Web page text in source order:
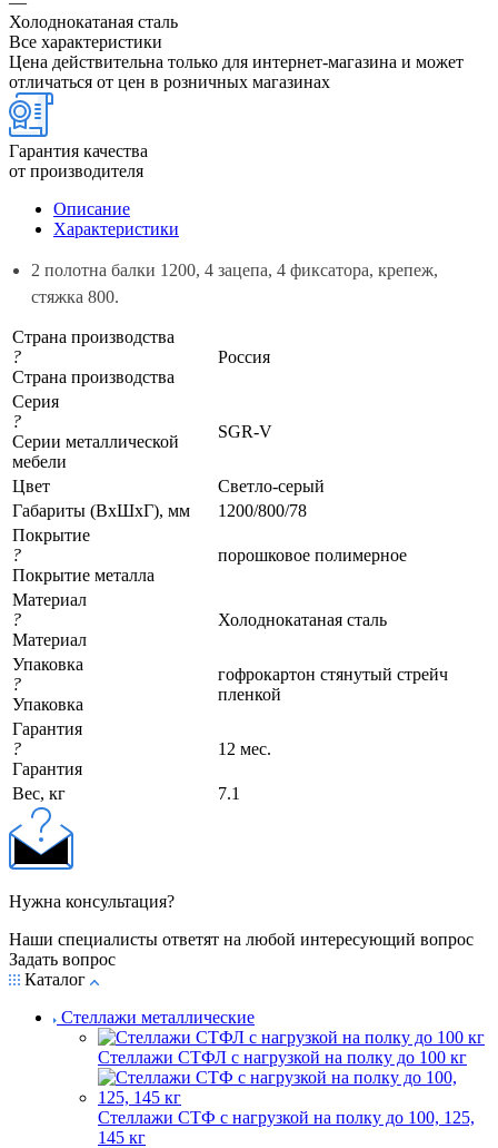
Холоднокатаная сталь
Все характеристики
Цена действительна только для интернет-магазина и может
отличаться от цен в розничных магазинах
Гарантия качества
от производителя
Описание
Характеристики
2 полотна балки 1200, 4 зацепа, 4 фиксатора, крепеж,
стяжка 800.
Страна производства
?
Страна производства
Россия
Серия
?
Серии металлической
мебели
SGR-V
Цвет
Светло-серый
Габариты (ВхШхГ), мм
1200/800/78
Покрытие
?
Покрытие металла
порошковое полимерное
Материал
?
Материал
Холоднокатаная сталь
Упаковка
?
Упаковка
гофрокартон стянутый стрейч
пленкой
Гарантия
?
Гарантия
12 мес.
Вес, кг 7.1
Нужна консультация?
Наши специалисты ответят на любой интересующий вопрос
Задать вопрос
Каталог
Стеллажи металлические
Стеллажи СТФЛ с нагрузкой на полку до 100 кг
Стеллажи СТФ с нагрузкой на полку до 100, 125,
145 кг